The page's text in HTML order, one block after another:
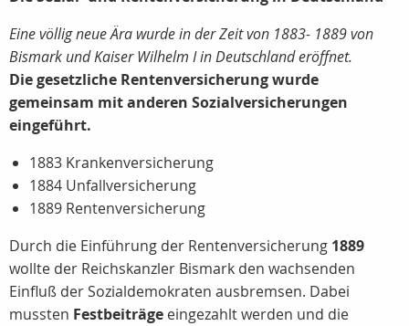
Eine völlig neue Ära wurde in der Zeit von 1883- 1889 von
Bismark und Kaiser Wilhelm I in Deutschland eröffnet.
Die gesetzliche Rentenversicherung wurde
gemeinsam mit anderen Sozialversicherungen
eingeführt.
1883 Krankenversicherung
1884 Unfallversicherung
1889 Rentenversicherung
Durch die Einführung der Rentenversicherung 1889
wollte der Reichskanzler Bismark den wachsenden
Einfluß der Sozialdemokraten ausbremsen. Dabei
mussten Festbeiträge eingezahlt werden und die